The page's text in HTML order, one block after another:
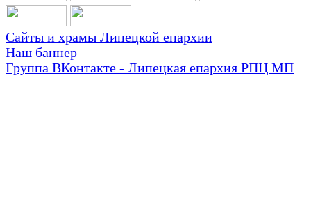
Сайты и храмы Липецкой епархии
Наш баннер
Группа ВКонтакте - Липецкая епархия РПЦ МП